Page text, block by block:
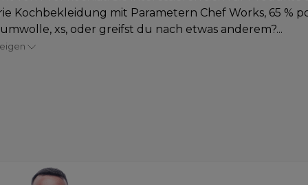
Kochbekleidung mit Parametern Chef Works, 65 %
xs, oder greifst du nach etwas anderem?...